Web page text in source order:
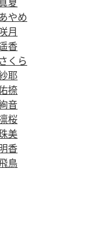
やめ
月
香
くら
耶
捺
音
桜
美
香
鳥